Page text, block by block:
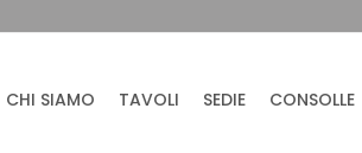
CHI SIAMO TAVOLI SEDIE CONSOLLE